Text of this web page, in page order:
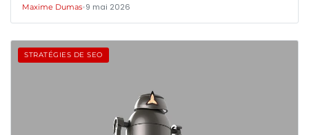
Maxime Dumas•9 mai 2026
STRATÉGIES DE SEO